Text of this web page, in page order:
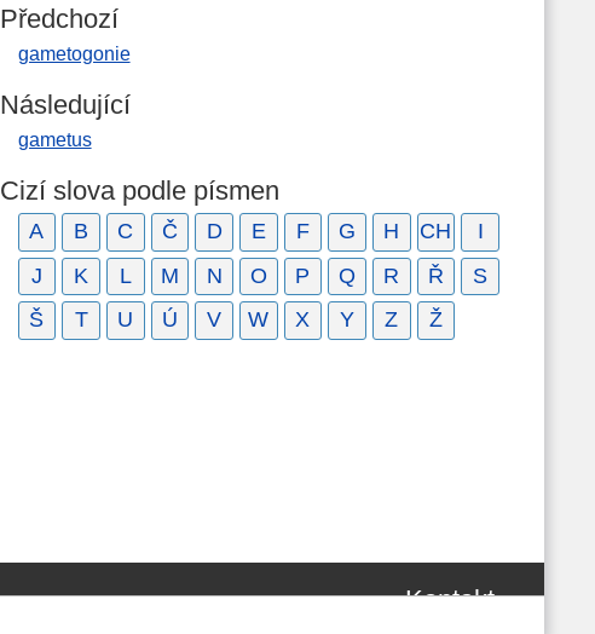
Předchozí
gametogonie
Následující
gametus
Cizí slova podle písmen
A B C Č D E F G H CH
I
J
K L M N O P Q R Ř
S
Š
T U Ú V W X Y Z Ž
Kontakt